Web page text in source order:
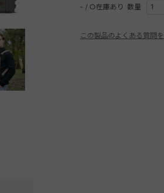
- / ○在庫あり 数量
この製品のよくある質問